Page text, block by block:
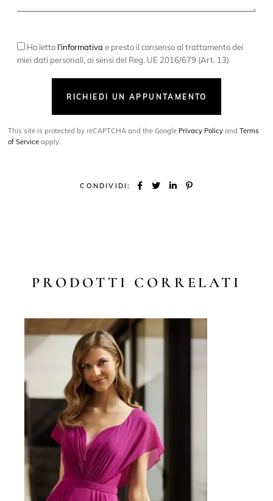
Ho letto l'informativa e presto il consenso al trattamento dei
miei dati personali, ai sensi del Reg. UE 2016/679 (Art. 13)
RICHIEDI UN APPUNTAMENTO
This site is protected by reCAPTCHA and the Google Privacy Policy andTerms
of Service apply.
CONDIVIDI:
PRODOTTI CORRELATI